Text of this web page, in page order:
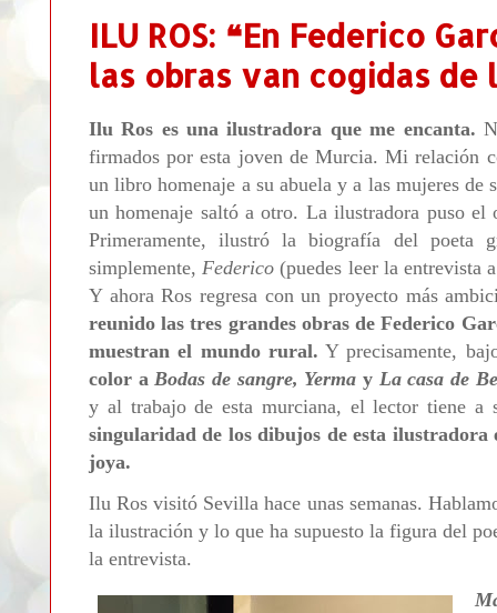
ILU ROS: ❝En Federico
las obras van cogidas de
Ilu Ros es una ilustradora que me encanta.
firmados por esta joven de Murcia. Mi relación
un libro homenaje a su abuela y a las mujeres de
un homenaje saltó a otro. La ilustradora puso el
Primeramente, ilustró la biografía del poeta
simplemente, Federico(puedes leer la entrevista
Y ahora Ros regresa con un proyecto más
reunido las tres grandes obras de Federico
muestran el mundo rural. Y precisamente,
color aBodas de sangre, Yerma y La casa de
y al trabajo de esta murciana, el lector tiene a
singularidad de los dibujos de esta ilustradora
joya.
Ilu Ros visitó Sevilla hace unas semanas.
la ilustración y lo que ha supuesto la figura del
la entrevista.